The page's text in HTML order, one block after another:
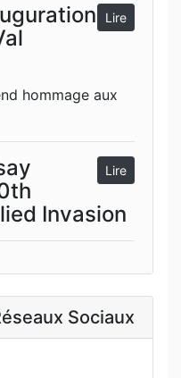
Lire
hommage aux
Lire
Invasion
Sociaux